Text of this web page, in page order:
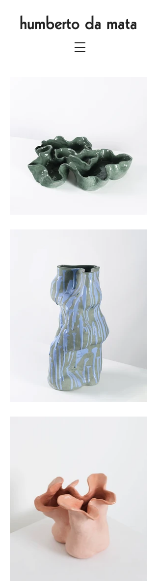
humberto da mata